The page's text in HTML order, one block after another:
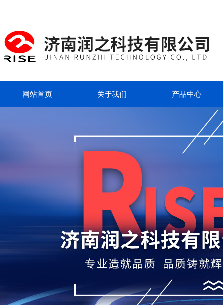
网站首页 关于我们 产品中心